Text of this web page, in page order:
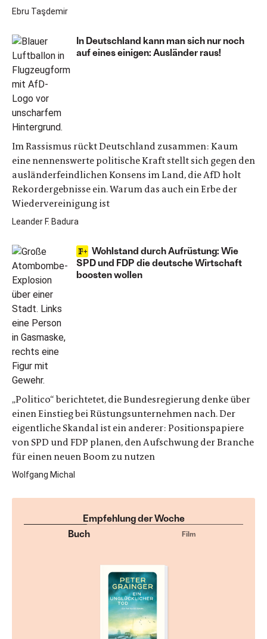
Ebru Taşdemir
In Deutschland kann man sich nur noch
auf eines einigen: Ausländer raus!
Im Rassismus rückt Deutschland zusammen: Kaum
eine nennenswerte politische Kraft stellt sich gegen den
ausländerfeindlichen Konsens im Land, die AfD holt
Rekordergebnisse ein. Warum das auch ein Erbe der
Wiedervereinigung ist
Leander F. Badura
Wohlstand durch Aufrüstung: Wie
SPD und FDP die deutsche Wirtschaft
boosten wollen
„Politico“ berichtetet, die Bundesregierung denke über
einen Einstieg bei Rüstungsunternehmen nach. Der
eigentliche Skandal ist ein anderer: Positionspapiere
von SPD und FDP planen, den Aufschwung der Branche
für einen neuen Boom zu nutzen
Wolfgang Michal
Empfehlung der Woche
Buch
Film